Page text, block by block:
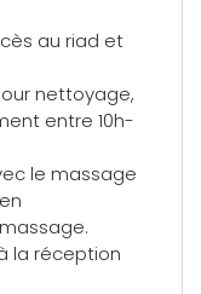
au riad et
nettoyage,
entre 10h-
le massage
la réception